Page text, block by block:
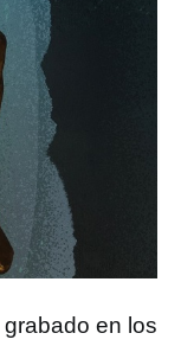
en los